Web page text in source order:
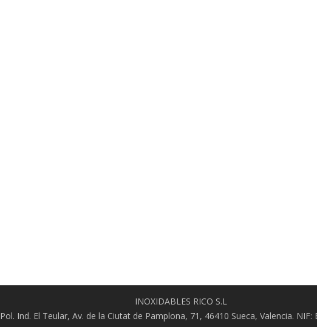
INOXIDABLES RICO S.L
Pol. Ind. El Teular, Av. de la Ciutat de Pamplona, 71, 46410 Sueca, Valencia. NIF: